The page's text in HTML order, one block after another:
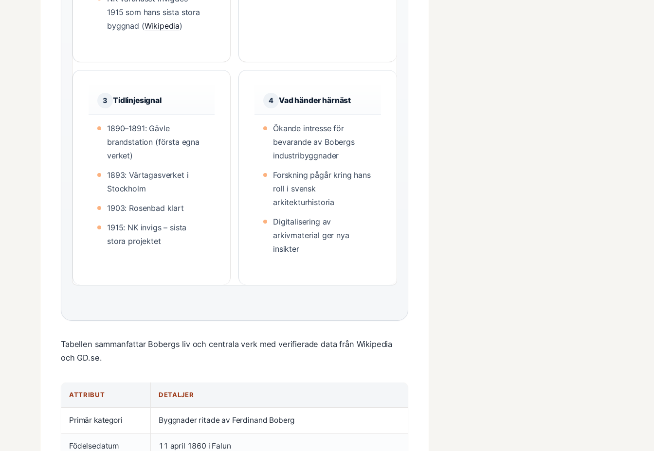
1915 som hans sista stora
byggnad (Wikipedia)
3 Tidlinjesignal
1890–1891: Gävle
brandstation (första egna
verket)
1893: Värtagasverket i
Stockholm
1903: Rosenbad klart
1915: NK invigs – sista
stora projektet
4 Vad händer härnäst
Ökande intresse för
bevarande av Bobergs
industribyggnader
Forskning pågår kring hans
roll i svensk
arkitekturhistoria
Digitalisering av
arkivmaterial ger nya
insikter
Tabellen sammanfattar Bobergs liv och centrala verk med verifierade data från Wikipedia
och GD.se.
ATTRIBUT DETALJER
Primär kategori Byggnader ritade av Ferdinand Boberg
Födelsedatum 11 april 1860 i Falun